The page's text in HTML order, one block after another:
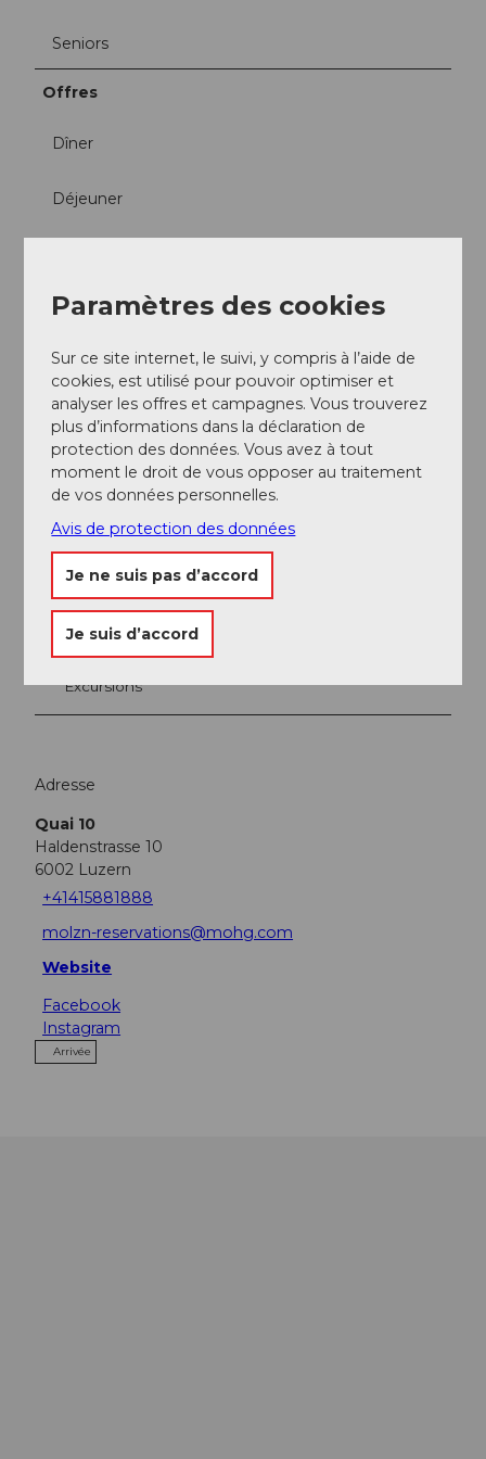
Seniors
Offres
Dîner
Déjeuner
Réseaux sociaux
Instagram
A proximité
Evénement
A voir
Excursions
Adresse
Quai 10
Haldenstrasse 10
6002 Luzern
+41415881888
molzn-reservations@mohg.com
Website
Facebook
Instagram
Arrivée
Paramètres des cookies
Sur ce site internet, le suivi, y compris à l’aide de
cookies, est utilisé pour pouvoir optimiser et
analyser les offres et campagnes. Vous trouverez
plus d’informations dans la déclaration de
protection des données. Vous avez à tout
moment le droit de vous opposer au traitement
de vos données personnelles.
Avis de protection des données
Je ne suis pas d’accord
Je suis d’accord